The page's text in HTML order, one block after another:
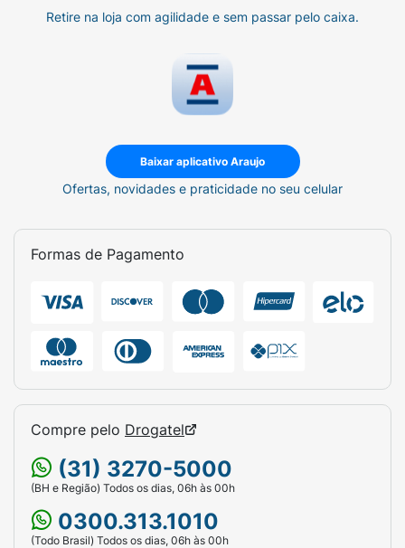
Retire na loja com agilidade e sem passar pelo caixa.
Baixar aplicativo Araujo
Ofertas, novidades e praticidade no seu celular
Formas de Pagamento
Compre pelo Drogatel
(31) 3270-5000
(BH e Região) Todos os dias, 06h às 00h
0300.313.1010
(Todo Brasil) Todos os dias, 06h às 00h